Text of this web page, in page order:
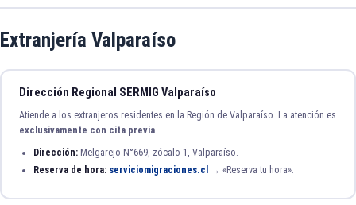
Extranjería Valparaíso
Dirección Regional SERMIG Valparaíso
Atiende a los extranjeros residentes en la Región de Valparaíso. La atención es
exclusivamente con cita previa.
Dirección: Melgarejo N°669, zócalo 1, Valparaíso.
Reserva de hora: serviciomigraciones.cl → «Reserva tu hora».